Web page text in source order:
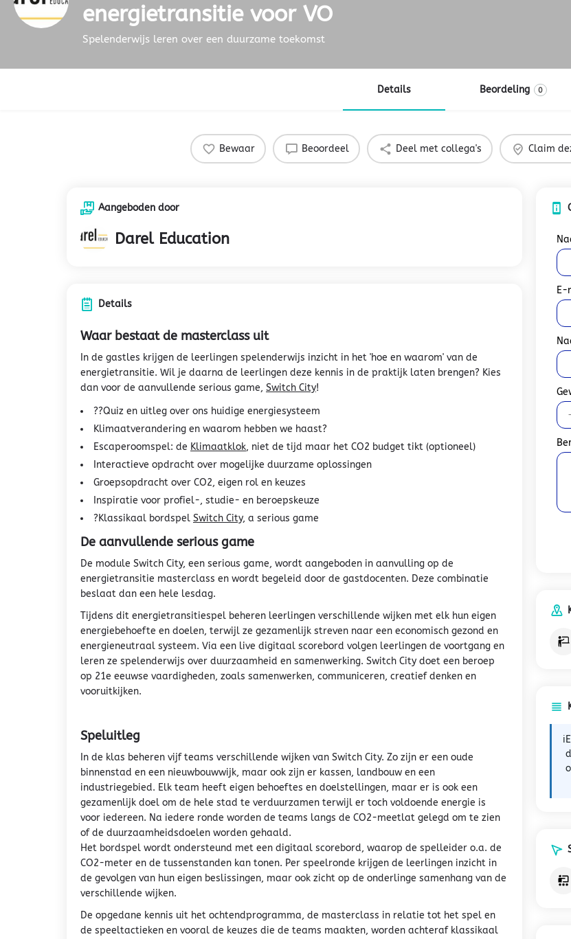
energietransitie voor VO
Spelenderwijs leren over een duurzame toekomst
Details Beordeling 0
Bewaar Beoordeel Deel met collega's Claim
Aangeboden door
Darel Education
Details
Waar bestaat de masterclass uit
In de gastles krijgen de leerlingen spelenderwijs inzicht in het 'hoe en waarom' van de
energietransitie. Wil je daarna de leerlingen deze kennis in de praktijk laten brengen? Kies
dan voor de aanvullende serious game, Switch City!
??Quiz en uitleg over ons huidige energiesysteem
Klimaatverandering en waarom hebben we haast?
Escaperoomspel: de Klimaatklok, niet de tijd maar het CO2 budget tikt (optioneel)
Interactieve opdracht over mogelijke duurzame oplossingen
Groepsopdracht over CO2, eigen rol en keuzes
Inspiratie voor profiel-, studie- en beroepskeuze
?Klassikaal bordspel Switch City, a serious game
De aanvullende serious game
De module Switch City, een serious game, wordt aangeboden in aanvulling op de
energietransitie masterclass en wordt begeleid door de gastdocenten. Deze combinatie
beslaat dan een hele lesdag.
Tijdens dit energietransitiespel beheren leerlingen verschillende wijken met elk hun eigen
energiebehoefte en doelen, terwijl ze gezamenlijk streven naar een economisch gezond en
energieneutraal systeem. Via een live digitaal scorebord volgen leerlingen de voortgang en
leren ze spelenderwijs over duurzaamheid en samenwerking. Switch City doet een beroep
op 21e eeuwse vaardigheden, zoals samenwerken, communiceren, creatief denken en
vooruitkijken.
Speluitleg
In de klas beheren vijf teams verschillende wijken van Switch City. Zo zijn er een oude
binnenstad en een nieuwbouwwijk, maar ook zijn er kassen, landbouw en een
industriegebied. Elk team heeft eigen behoeftes en doelstellingen, maar er is ook een
gezamenlijk doel om de hele stad te verduurzamen terwijl er toch voldoende energie is
voor iedereen. Na iedere ronde worden de teams langs de CO2-meetlat gelegd om te zien
of de duurzaamheidsdoelen worden gehaald.
Het bordspel wordt ondersteund met een digitaal scorebord, waarop de spelleider o.a. de
CO2-meter en de tussenstanden kan tonen. Per speelronde krijgen de leerlingen inzicht in
de gevolgen van hun eigen beslissingen, maar ook zicht op de onderlinge samenhang van de
verschillende wijken.
De opgedane kennis uit het ochtendprogramma, de masterclass in relatie tot het spel en
de speeltactieken en vooral de keuzes die de teams maakten, worden achteraf klassikaal
E-
ℹ️